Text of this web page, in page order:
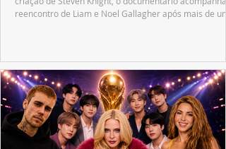
reencontro de Liam e Noel Gallagher após mais de